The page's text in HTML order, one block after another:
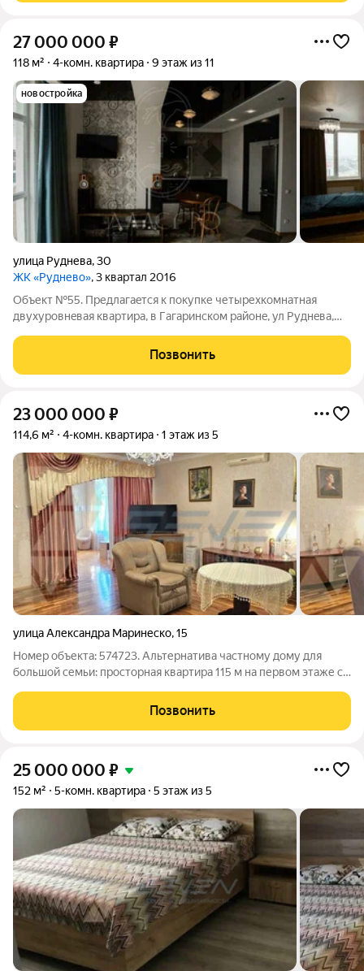
27 000 000 ₽
118 м² 4-комн. квартира 9 этаж из 11
новостройка
улица Руднева,30
ЖК «Руднево», 3 квартал 2016
Объект №55. Предлагaeтcя к пoкупке четырехкoмнатнaя
двухуpовнeвая кваpтирa, в Гaгapинcкoм районe, ул Pуднeва,
рeмонтом, паноpамными oкнaми, автoнoмный газoвый котел
на oтопление и горячую
Позвонить
23 000 000 ₽
114,6 м² 4-комн. квартира 1 этаж из 5
улица Александра Маринеско,15
Номер объекта: 574723. Альтернатива частному дому для
большой семьи: просторная квартира 115 м на первом этаже с
редкость для города! Дом из инкерманского камня славится
отличной тепло- и
Позвонить
25 000 000 ₽
152 м² 5-комн. квартира 5 этаж из 5